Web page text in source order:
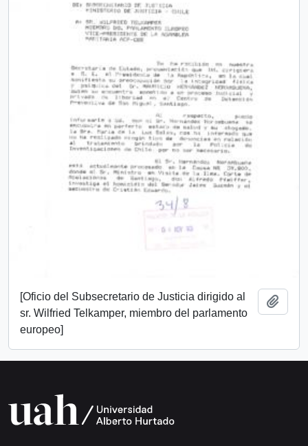
[Oficio del Subsecretario de Justicia dirigido al
sr. Wilfried Telkamper, miembro del parlamento
europeo]